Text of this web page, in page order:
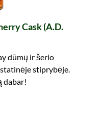
Cask (A.D.
dūmų ir šerio
stiprybėje.
dabar!